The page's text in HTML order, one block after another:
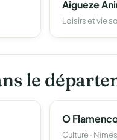
Aigueze
Loisirs et vie
le
O
Culture · Nîmes